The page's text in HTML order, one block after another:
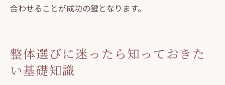
合わせることが成功の鍵となります。
整体選びに迷ったら知っておきた
い基礎知識